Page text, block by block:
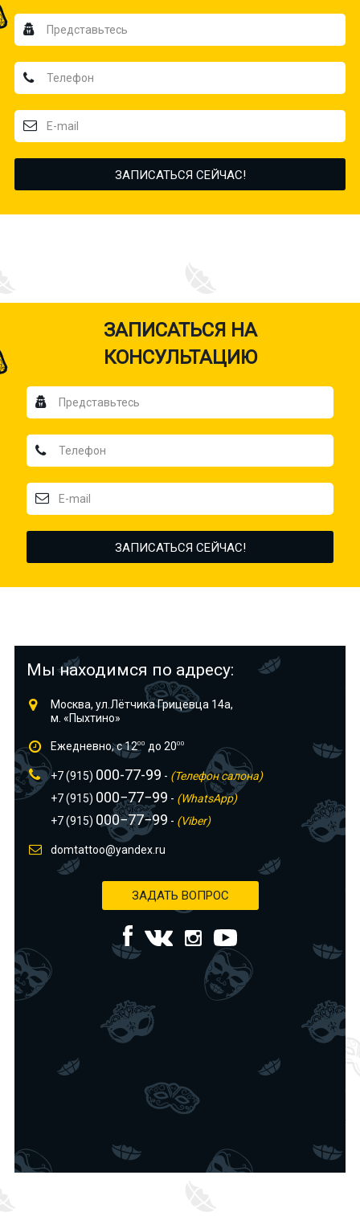
ЗАПИСАТЬСЯ НА
КОНСУЛЬТАЦИЮ
Мы находимся по адресу:
Москва, ул.Лётчика Грицевца 14а,
м. «Пыхтино»
Ежедневно, с 1200 до 2000
+7 (915) 000-77-99 - (Телефон салона)
+7 (915) 000−77−99 - (WhatsApp)
+7 (915) 000−77−99 - (Viber)
domtattoo@yandex.ru
ЗАДАТЬ ВОПРОС